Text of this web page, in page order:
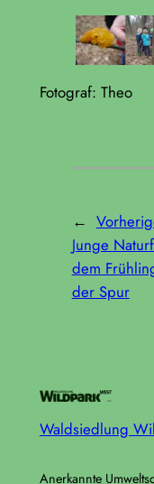
Fotograf: Theo
←
Junge
dem
der Spur
Waldsiedlung
Anerkannte